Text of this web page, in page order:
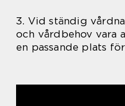
3. Vid ständig
och vårdbehov vara
en passande plats